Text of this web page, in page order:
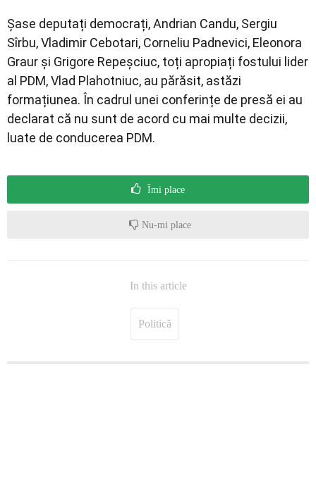
Șase deputați democrați, Andrian Candu, Sergiu
Sîrbu, Vladimir Cebotari, Corneliu Padnevici, Eleonora
Graur și Grigore Repeșciuc, toți apropiați fostului lider
al PDM, Vlad Plahotniuc, au părăsit, astăzi
formațiunea. În cadrul unei conferințe de presă ei au
declarat că nu sunt de acord cu mai multe decizii,
luate de conducerea PDM.
Îmi place
Nu-mi place
In this article
Politică